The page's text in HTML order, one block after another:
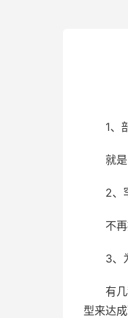
1、
就
2、
不
3、
有
型来达